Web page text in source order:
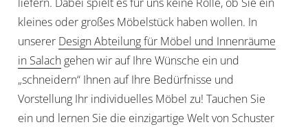
kleines oder großes Möbelstück haben wollen. In
unserer Design Abteilung für Möbel und Innenräume
in Salach gehen wir auf Ihre Wünsche ein und
„schneidern“ Ihnen auf Ihre Bedürfnisse und
Vorstellung Ihr individuelles Möbel zu! Tauchen Sie
ein und lernen Sie die einzigartige Welt von Schuster